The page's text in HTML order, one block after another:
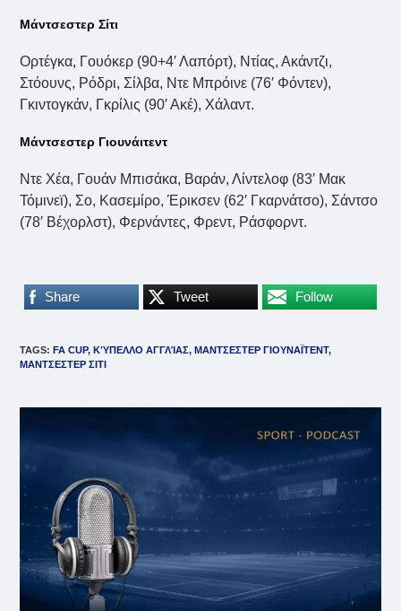
Μάντσεστερ Σίτι
Ορτέγκα, Γουόκερ (90+4′ Λαπόρτ), Ντίας, Ακάντζι,
Στόουνς, Ρόδρι, Σίλβα, Ντε Μπρόινε (76′ Φόντεν),
Γκιντογκάν, Γκρίλις (90′ Ακέ), Χάλαντ.
Μάντσεστερ Γιουνάιτεντ
Ντε Χέα, Γουάν Μπισάκα, Βαράν, Λίντελοφ (83′ Μακ
Τόμινεϊ), Σο, Κασεμίρο, Έρικσεν (62′ Γκαρνάτσο), Σάντσο
(78′ Βέχορλστ), Φερνάντες, Φρεντ, Ράσφορντ.
Share Tweet Follow
TAGS:FA CUP, ΚΎΠΕΛΛΟ ΑΓΓΛΊΑΣ, ΜΑΝΤΣΕΣΤΕΡ ΓΙΟΥΝΑΪΤΕΝΤ,
ΜΑΝΤΣΕΣΤΕΡ ΣΙΤΙ